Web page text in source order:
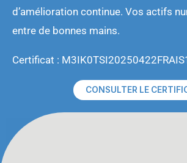
d’amélioration continue. Vos actifs
entre de bonnes mains.
Certificat :
CONSULTER LE